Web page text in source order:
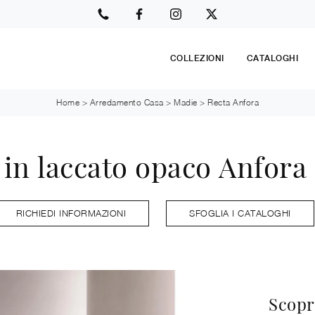
COLLEZIONI CATALOGHI
Home > Arredamento Casa > Madie > Recta Anfora
laccato opaco
RICHIEDI INFORMAZIONI SFOGLIA I CATALOGHI